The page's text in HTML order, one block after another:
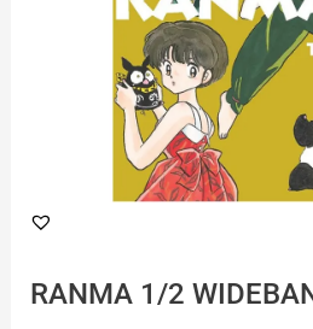
RANMA 1/2